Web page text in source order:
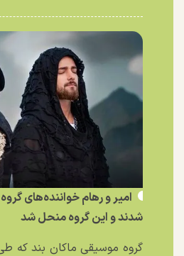
امیر و رهام خواننده‌های
شدند و این گروه منحل شد
گروه موسیقی ماکان بند که